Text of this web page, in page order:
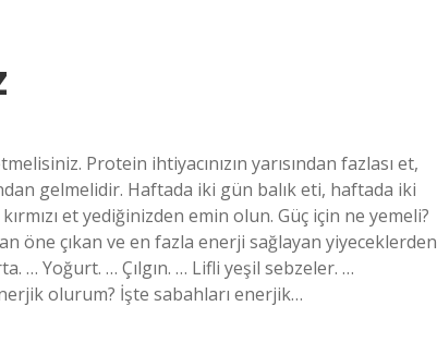
Protein ihtiyacınızın yarısından fazlası et,
gelmelidir. Haftada iki gün balık eti, haftada iki
et yediğinizden emin olun. Güç için ne yemeli?
öne çıkan ve en fazla enerji sağlayan yiyeceklerden
… Yoğurt. … Çılgın. … Lifli yeşil sebzeler. …
olurum? İşte sabahları enerjik…